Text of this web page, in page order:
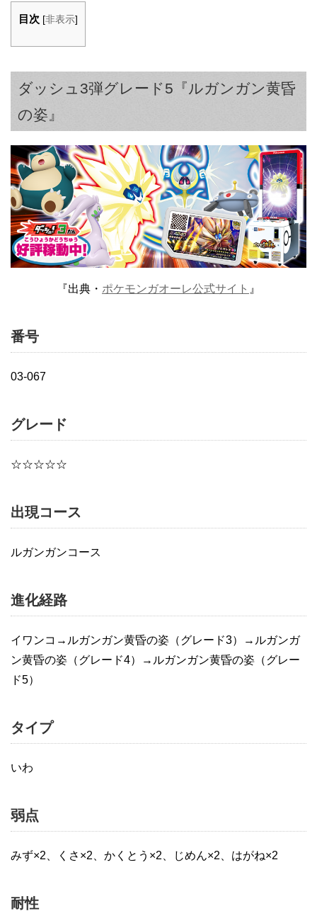
目次 [非表示]
ダッシュ3弾グレード5『ルガンガン黄昏
の姿』
『出典・ ポケモンガオーレ公式サイト 』
番号
03-067
グレード
☆☆☆☆☆
出現コース
ルガンガンコース
進化経路
イワンコ→ルガンガン黄昏の姿（グレード3）→ルガンガ
ン黄昏の姿（グレード4）→ルガンガン黄昏の姿（グレー
ド5）
タイプ
いわ
弱点
みず×2、くさ×2、かくとう×2、じめん×2、はがね×2
耐性